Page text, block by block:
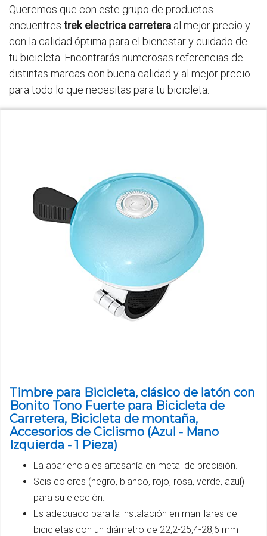
Queremos que con este grupo de productos
encuentres trek electrica carretera al mejor precio y
con la calidad óptima para el bienestar y cuidado de
tu bicicleta. Encontrarás numerosas referencias de
distintas marcas con buena calidad y al mejor precio
para todo lo que necesitas para tu bicicleta.
Timbre para Bicicleta, clásico de latón con
Bonito Tono Fuerte para Bicicleta de
Carretera, Bicicleta de montaña,
Accesorios de Ciclismo (Azul - Mano
Izquierda - 1 Pieza)
La apariencia es artesanía en metal de precisión.
Seis colores (negro, blanco, rojo, rosa, verde, azul)
para su elección.
Es adecuado para la instalación en manillares de
bicicletas con un diámetro de 22,2-25,4-28,6 mm